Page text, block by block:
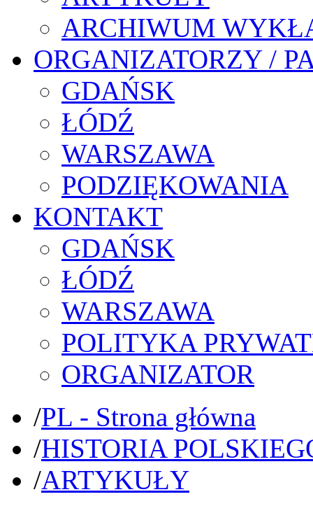
ARCHIWUM
ORGANIZATORZY /
GDAŃSK
ŁÓDŹ
WARSZAWA
PODZIĘKOWANIA
KONTAKT
GDAŃSK
ŁÓDŹ
WARSZAWA
POLITYKA
ORGANIZATOR
/PL - Strona główna
/HISTORIA
/ARTYKUŁY